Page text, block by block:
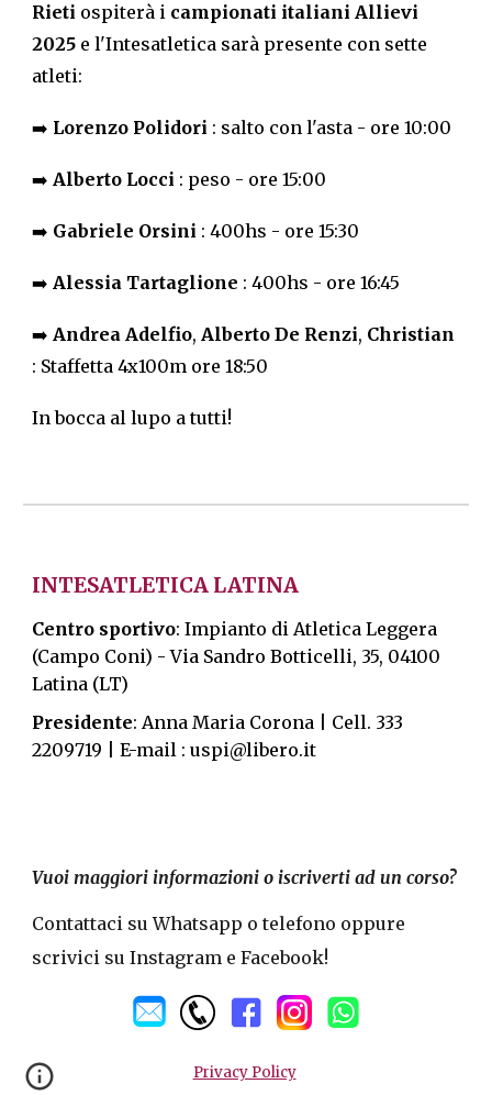
Rieti ospiterà i campionati italiani Allievi
2025 e l'Intesatletica sarà presente con sette
atleti:
➡️ Lorenzo Polidori : salto con l'asta - ore 10:00
➡️Alberto Locci : peso - ore 15:00
➡️ Gabriele Orsini : 400hs - ore 15:30
➡️Alessia Tartaglione : 400hs - ore 16:45
➡️Andrea Adelfio,Alberto De Renzi, Christian
: Staffetta 4x100m ore 18:50
In bocca al lupo a tutti!
INTESATLETICA LATINA
Centro sportivo: Impianto di Atletica Leggera
(Campo Coni) -Via Sandro Botticelli, 35, 04100
Latina (LT)
Presidente: Anna Maria Corona | Cell. 333
2209719 | E-mail : uspi@libero.it
Vuoi maggiori informazioni o iscriverti ad un corso?
Contattaci su Whatsapp o telefono oppure
scrivici su Instagram e Facebook!
Privacy Policy